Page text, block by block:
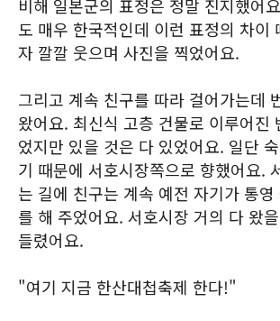
비해 일본군의 표정은 정말 진지했어
도 매우 한국적인데 이런 표정의 차이
자 깔깔 웃으며 사진을 찍었어요.
그리고 계속 친구를 따라 걸어가는데
왔어요. 최신식 고층 건물로 이루어진
었지만 있을 것은 다 있었어요. 일단
기 때문에 서호시장쪽으로 향했어요.
는 길에 친구는 계속 예전 자기가 통
를 해 주었어요. 서호시장 거의 다 왔
들렸어요.
"여기 지금 한산대첩축제 한다!"